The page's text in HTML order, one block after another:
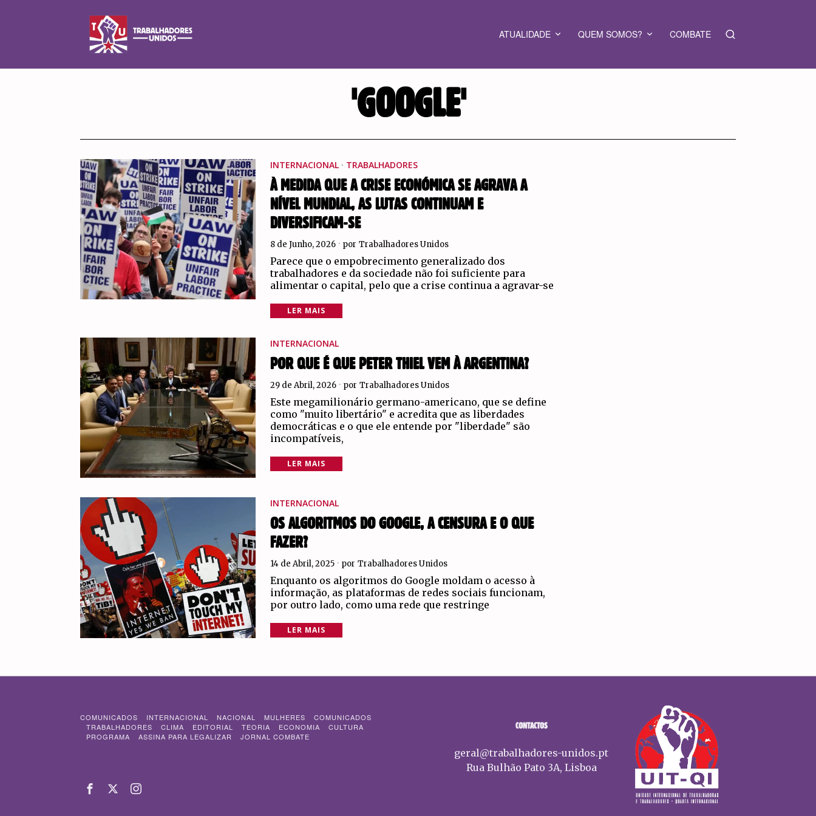
ATUALIDADE QUEM SOMOS? COMBATE
'GOOGLE'
INTERNACIONAL · TRABALHADORES
À MEDIDA QUE A CRISE ECONÓMICA SE AGRAVA A
NÍVEL MUNDIAL, AS LUTAS CONTINUAM E
DIVERSIFICAM-SE
8 de Junho, 2026 por Trabalhadores Unidos
Parece que o empobrecimento generalizado dos
trabalhadores e da sociedade não foi suficiente para
alimentar o capital, pelo que a crise continua a agravar-se
LER MAIS
INTERNACIONAL
POR QUE É QUE PETER THIEL VEM À ARGENTINA?
29 de Abril, 2026 por Trabalhadores Unidos
Este megamilionário germano-americano, que se define
como "muito libertário" e acredita que as liberdades
democráticas e o que ele entende por "liberdade" são
incompatíveis,
LER MAIS
INTERNACIONAL
OS ALGORITMOS DO GOOGLE, A CENSURA E O QUE
FAZER?
14 de Abril, 2025 por Trabalhadores Unidos
Enquanto os algoritmos do Google moldam o acesso à
informação, as plataformas de redes sociais funcionam,
por outro lado, como uma rede que restringe
LER MAIS
COMUNICADOS INTERNACIONAL NACIONAL MULHERES
COMUNICADOS
TRABALHADORES
CLIMA EDITORIAL TEORIA ECONOMIA
CULTURA
PROGRAMA
ASSINA PARA LEGALIZAR JORNAL COMBATE
CONTACTOS
geral@trabalhadores-unidos.pt
Rua Bulhão Pato 3A, Lisboa